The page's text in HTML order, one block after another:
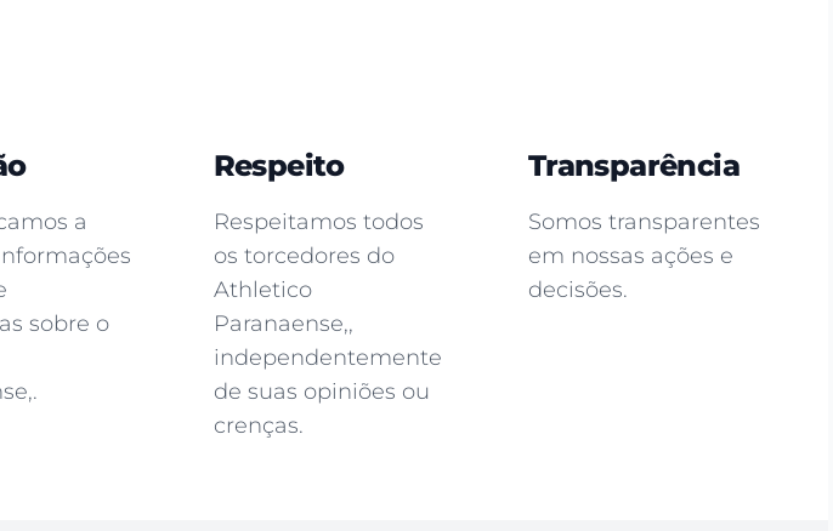
a
sobre o
Respeito
Respeitamos todos
os torcedores do
Athletico
Paranaense,,
independentemente
de suas opiniões ou
crenças.
Transparência
Somos transparentes
em nossas ações e
decisões.